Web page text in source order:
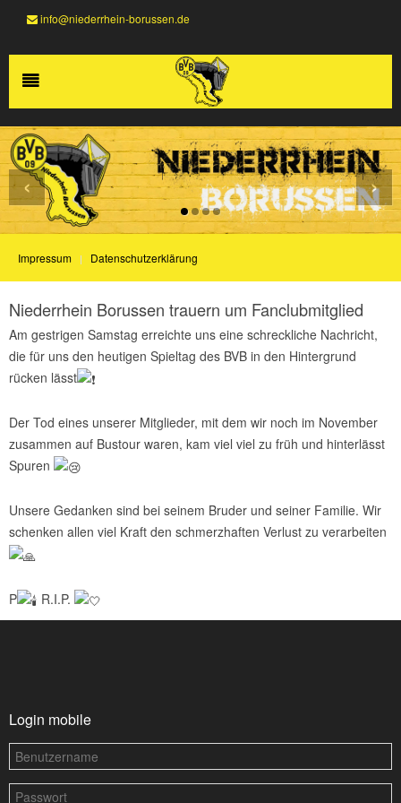
info@niederrhein-borussen.de
›
‹
Impressum Datenschutzerklärung
Niederrhein Borussen trauern um Fanclubmitglied
Am gestrigen Samstag erreichte uns eine schreckliche Nachricht,
die für uns den heutigen Spieltag des BVB in den Hintergrund
rücken lässt
Der Tod eines unserer Mitglieder, mit dem wir noch im November
zusammen auf Bustour waren, kam viel viel zu früh und hinterlässt
Spuren
Unsere Gedanken sind bei seinem Bruder und seiner Familie. Wir
schenken allen viel Kraft den schmerzhaften Verlust zu verarbeiten
P R.I.P.
Login mobile